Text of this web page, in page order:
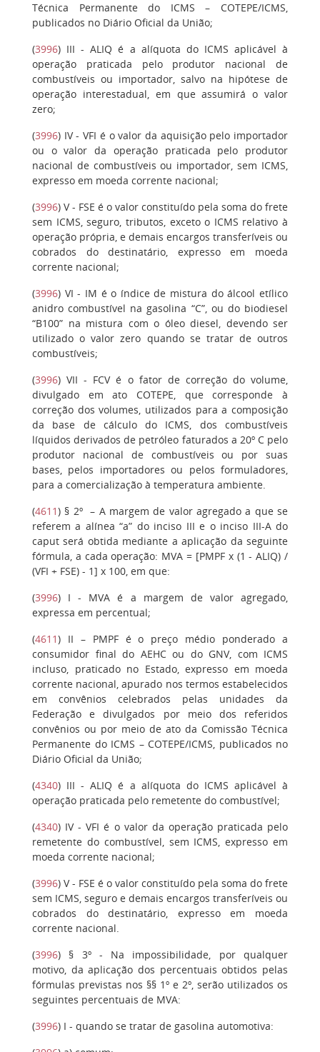
Técnica Permanente do ICMS – COTEPE/ICMS,
publicados no Diário Oficial da União;
(3996) III - ALIQ é a alíquota do ICMS aplicável à
operação praticada pelo produtor nacional de
combustíveis ou importador, salvo na hipótese de
operação interestadual, em que assumirá o valor
zero;
(3996) IV- VFI é o valor da aquisição pelo importador
ou o valor da operação praticada pelo produtor
nacional de combustíveis ou importador, sem ICMS,
expresso em moeda corrente nacional;
(3996) V- FSE é o valor constituído pela soma do frete
sem ICMS, seguro, tributos, exceto o ICMS relativo à
operação própria, e demais encargos transferíveis ou
cobrados do destinatário, expresso em moeda
corrente nacional;
(3996) VI - IM é o índice de mistura do álcool etílico
anidro combustível na gasolina “C”, ou do biodiesel
“B100” na mistura com o óleo diesel, devendo ser
utilizado o valor zero quando se tratar de outros
combustíveis;
(3996)VII - FCV é o fator de correção do volume,
divulgado em ato COTEPE, que corresponde à
correção dos volumes, utilizados para a composição
da base de cálculo do ICMS, dos combustíveis
líquidos derivados de petróleo faturados a 20º C pelo
produtor nacional de combustíveis ou por suas
bases, pelos importadores ou pelos formuladores,
para a comercialização à temperatura ambiente.
(4611) § 2º – A margem de valor agregado a que se
referem a alínea “a” do inciso III e o inciso III-A do
caput será obtida mediante a aplicação da seguinte
fórmula, a cada operação: MVA = [PMPF x (1 - ALIQ) /
(VFI + FSE) - 1] x 100, em que:
(3996) I- MVA é a margem de valor agregado,
expressa em percentual;
(4611) II – PMPF é o preço médio ponderado a
consumidor final do AEHC ou do GNV, com ICMS
incluso, praticado no Estado, expresso em moeda
corrente nacional, apurado nos termos estabelecidos
em convênios celebrados pelas unidades da
Federação e divulgados por meio dos referidos
convênios ou por meio de ato da Comissão Técnica
Permanente do ICMS – COTEPE/ICMS, publicados no
Diário Oficial da União;
(4340) III- ALIQ é a alíquota do ICMS aplicável à
operação praticada pelo remetente do combustível;
(4340) IV- VFI é o valor da operação praticada pelo
remetente do combustível, sem ICMS, expresso em
moeda corrente nacional;
(3996) V- FSE é o valor constituído pela soma do frete
sem ICMS, seguro e demais encargos transferíveis ou
cobrados do destinatário, expresso em moeda
corrente nacional.
(3996) § 3º - Na impossibilidade, por qualquer
motivo, da aplicação dos percentuais obtidos pelas
fórmulas previstas nos §§ 1º e 2º, serão utilizados os
seguintes percentuais de MVA:
(3996) I - quando se tratar de gasolina automotiva: